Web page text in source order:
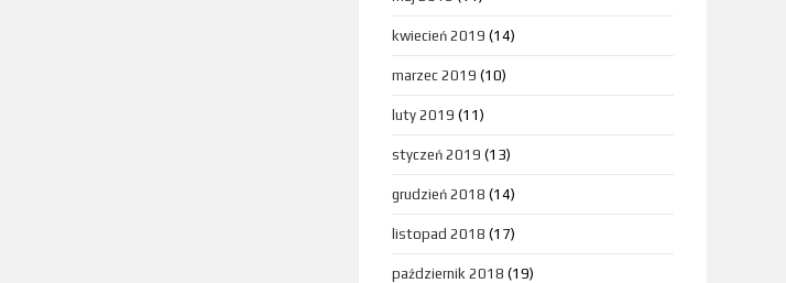
kwiecień 2019 (14)
marzec 2019 (10)
luty 2019 (11)
styczeń 2019 (13)
grudzień 2018 (14)
listopad 2018 (17)
październik 2018 (19)